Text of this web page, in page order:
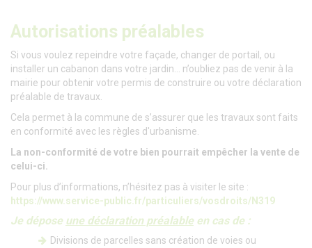
Autorisations préalables
Si vous voulez repeindre votre façade, changer de portail, ou
installer un cabanon dans votre jardin… n’oubliez pas de venir à la
mairie pour obtenir votre permis de construire ou votre déclaration
préalable de travaux.
Cela permet à la commune de s’assurer que les travaux sont faits
en conformité avec les règles d'urbanisme.
La non-conformité de votre bien pourrait empêcher la vente de
celui-ci.
Pour plus d’informations, n’hésitez pas à visiter le site :
https://www.service-public.fr/particuliers/vosdroits/N319
Je dépose une déclaration préalable en cas de :
Divisions de parcelles sans création de voies ou